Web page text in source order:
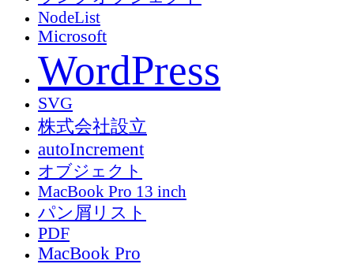
NodeList
Microsoft
WordPress
SVG
株式会社設立
autoIncrement
オブジェクト
MacBook Pro 13 inch
パン屑リスト
PDF
MacBook Pro